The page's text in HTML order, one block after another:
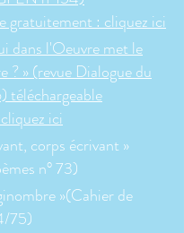
gratuitement : cliquez ici
dans l'Oeuvre met le
? » (revue Dialogue du
téléchargeable
ici
corps écrivant »
n° 73)
»(Cahier de
75)